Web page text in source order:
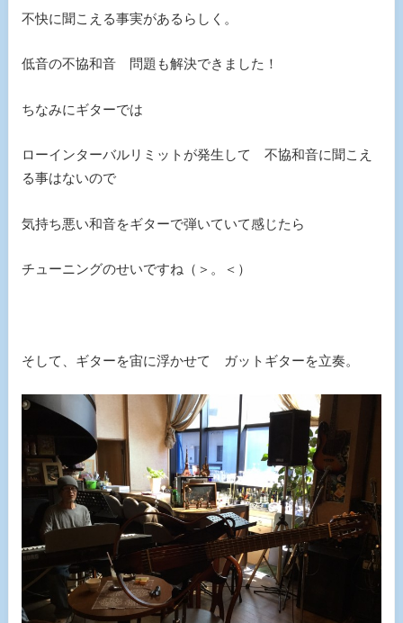
不快に聞こえる事実があるらしく。
低音の不協和音 問題も解決できました！
ちなみにギターでは
ローインターバルリミットが発生して 不協和音に聞こえ
る事はないので
気持ち悪い和音をギターで弾いていて感じたら
チューニングのせいですね（＞。＜）
そして、ギターを宙に浮かせて ガットギターを立奏。